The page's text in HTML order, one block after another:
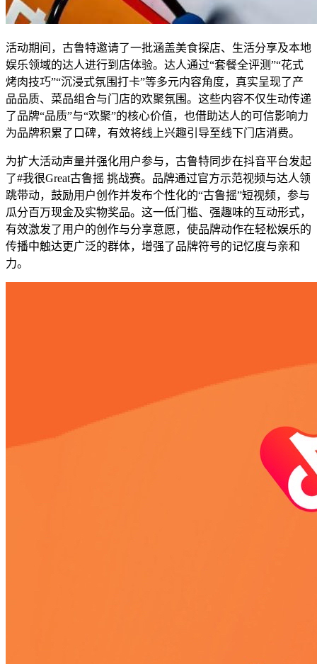
活动期间，古鲁特邀请了一批涵盖美食探店、生活分享及本地
娱乐领域的达人进行到店体验。达人通过“套餐全评测”“花式
烤肉技巧”“沉浸式氛围打卡”等多元内容角度，真实呈现了产
品品质、菜品组合与门店的欢聚氛围。这些内容不仅生动传递
了品牌“品质”与“欢聚”的核心价值，也借助达人的可信影响力
为品牌积累了口碑，有效将线上兴趣引导至线下门店消费。
为扩大活动声量并强化用户参与，古鲁特同步在抖音平台发起
了#我很Great古鲁摇 挑战赛。品牌通过官方示范视频与达人领
跳带动，鼓励用户创作并发布个性化的“古鲁摇”短视频，参与
瓜分百万现金及实物奖品。这一低门槛、强趣味的互动形式，
有效激发了用户的创作与分享意愿，使品牌动作在轻松娱乐的
传播中触达更广泛的群体，增强了品牌符号的记忆度与亲和
力。